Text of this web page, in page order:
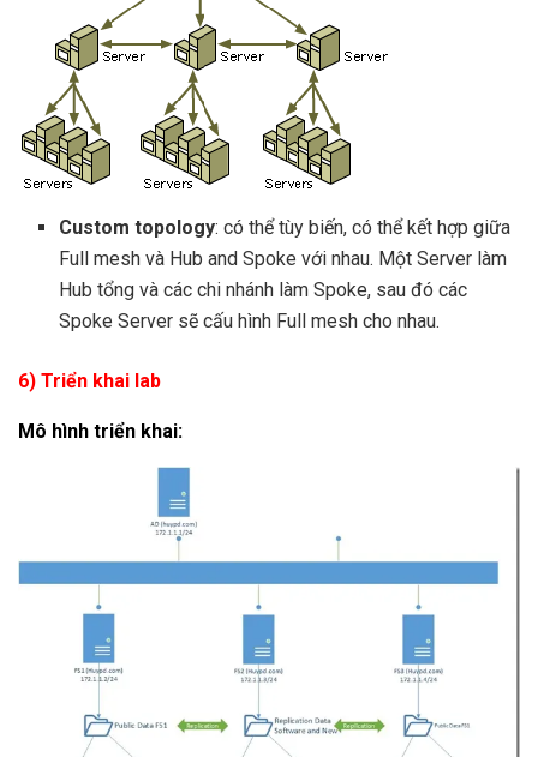
Custom topology: có thể tùy biến, có thể kết hợp giữa
Full mesh và Hub and Spoke với nhau. Một Server làm
Hub tổng và các chi nhánh làm Spoke, sau đó các
Spoke Server sẽ cấu hình Full mesh cho nhau.
6) Triển khai lab
Mô hình triển khai: